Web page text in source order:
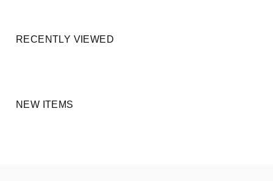
RECENTLY VIEWED
NEW ITEMS